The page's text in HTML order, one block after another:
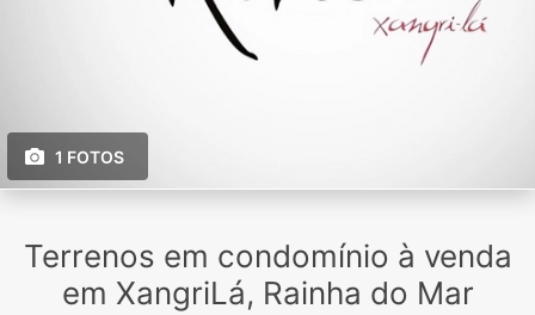
1 FOTOS
Terrenos em condomínio à venda
em XangriLá, Rainha do Mar